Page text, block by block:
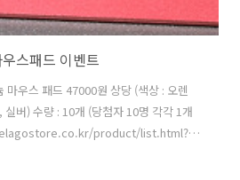
스패드 이벤트
마우스 패드 47000원 상당 (색상 : 오렌
버) 수량 : 10개 (당첨자 10명 각각 1개
product/list.html?
년 8월 23일 24시까지 당참자 발표 :